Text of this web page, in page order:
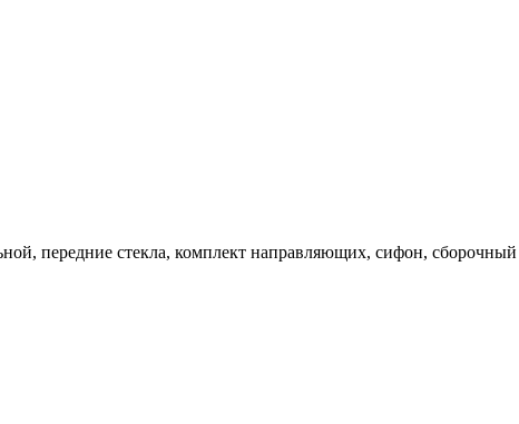
передние стекла, комплект направляющих, сифон,